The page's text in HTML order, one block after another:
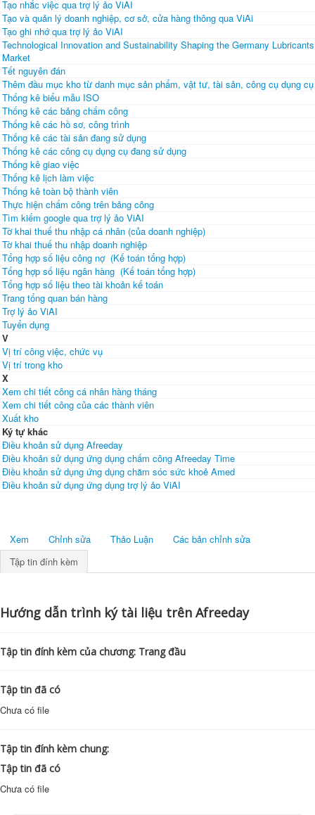
Tạo nhắc việc qua trợ lý ảo ViAI
Tạo và quản lý doanh nghiệp, cơ sở, cửa hàng thông qua ViAi
Tạo ghi nhớ qua trợ lý ảo ViAI
Technological Innovation and Sustainability Shaping the Germany Lubricants
Market
Tết nguyên đán
Thêm đầu mục kho từ danh mục sản phẩm, vật tư, tài sản, công cụ dụng cụ
Thống kê biểu mẫu ISO
Thống kê các bảng chấm công
Thống kê các hồ sơ, công trình
Thống kê các tài sản đang sử dụng
Thống kê các công cụ dụng cụ đang sử dụng
Thống kê giao việc
Thống kê lịch làm việc
Thống kê toàn bộ thành viên
Thực hiện chấm công trên bảng công
Tìm kiếm google qua trợ lý ảo ViAI
Tờ khai thuế thu nhập cá nhân (của doanh nghiệp)
Tờ khai thuế thu nhập doanh nghiệp
Tổng hợp số liệu công nợ (Kế toán tổng hợp)
Tổng hợp số liệu ngân hàng (Kế toán tổng hợp)
Tổng hợp số liệu theo tài khoản kế toán
Trang tổng quan bán hàng
Trợ lý ảo ViAI
Tuyển dụng
V
Vị trí công việc, chức vụ
Vị trí trong kho
X
Xem chi tiết công cá nhân hàng tháng
Xem chi tiết công của các thành viên
Xuất kho
Ký tự khác
Điều khoản sử dụng Afreeday
Điều khoản sử dụng ứng dụng chấm công Afreeday Time
Điều khoản sử dụng ứng dụng chăm sóc sức khoẻ Amed
Điều khoản sử dụng ứng dụng trợ lý ảo ViAI
Xem Chỉnh sửa Thảo Luận
Các bản chỉnh sửa
Tập tin đính kèm
Hướng dẫn trình ký tài liệu trên Afreeday
Tập tin đính kèm của chương: Trang đầu
Tập tin đã có
Chưa có file
Tập tin đính kèm chung:
Tập tin đã có
Chưa có file